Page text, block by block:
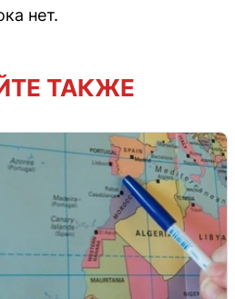
нет.
ТАКЖЕ